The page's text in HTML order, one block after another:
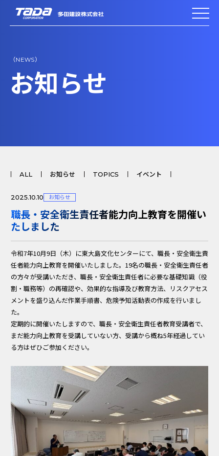
（NEWS）
お知らせ
ALL お知らせ TOPICS イベント
2025.10.10 お知らせ
職長・安全衛生責任者能力向上教育を開催い
たしました
令和7年10月9日（木）に東大島文化センターにて、職長・安全衛生責
任者能力向上教育を開催いたしました。19名の職長・安全衛生責任者
の方々が受講いただき、職長・安全衛生責任者に必要な基礎知識（役
割・職務等）の再確認や、効果的な指導及び教育方法、リスクアセス
メントを盛り込んだ作業手順書、危険予知活動表の作成を行いまし
た。
定期的に開催いたしますので、職長・安全衛生責任者教育受講者で、
まだ能力向上教育を受講していない方、受講から概ね5年経過してい
る方はぜひご参加ください。